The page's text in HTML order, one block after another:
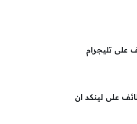
على تليجرام
على لينكد ان